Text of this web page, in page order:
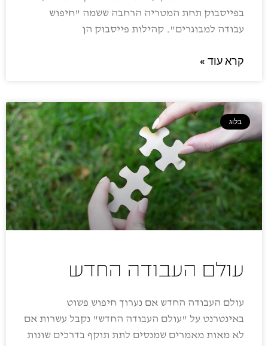
בפייסבוק תחת המטריה הרחבה ששמה "חיפוש
עבודה למבוגרים". קהילות פייסבוק הן
קרא עוד »
בלוג
עולם העבודה החדש
עולם העבודה החדש אם נערוך חיפוש פשוט
באינטרנט על "עולם העבודה החדש" נקבל עשרות אם
לא מאות מאמרים שמנסים לתת תוקף בדרכים שונות